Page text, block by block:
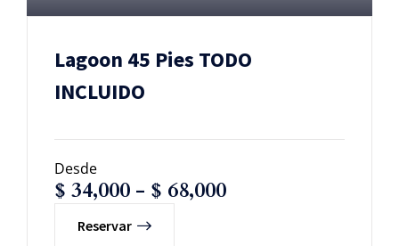
Lagoon 45 Pies TODO
INCLUIDO
Desde
$ 34,000 - $ 68,000
Reservar